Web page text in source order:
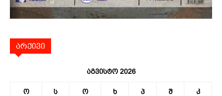
არქივი
აგვისტო 2026
ო ს ო ხ პ შ კ